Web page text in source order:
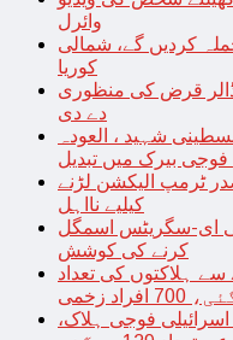
وائرل
کردیں گے، شمالی
کوریا
پاکستان کیلئے 35 کروڑ ڈالر قرض کی منظوری
دے دی
بمباری سے مزید 100 فلسطینی شہید ، العودہ
فوجی بیرک میں تبدیل
ٹرمپ الیکشن لڑنے
کیلیے نااہل
کی ای-سگریٹس اسمگل
کرنے کی کوشش
ہلاکتوں کی تعداد
غزہ؛ حماس کے ہاتھوں مزید 7 اسرائیلی فوجی ہلاک،